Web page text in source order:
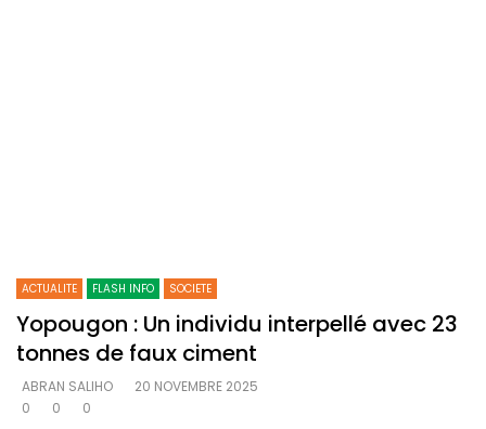
ACTUALITE FLASH INFO SOCIETE
Yopougon : Un individu interpellé avec 23
tonnes de faux ciment
ABRAN SALIHO
20 NOVEMBRE 2025
0
0 0